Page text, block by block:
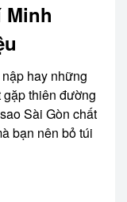
Minh
hay những
thiên đường
Sài Gòn chất
bạn nên bỏ túi